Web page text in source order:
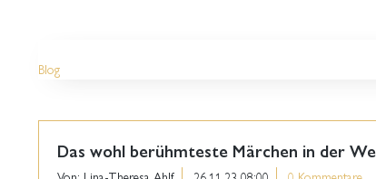
Blog
Das wohl berühmteste Märchen in der